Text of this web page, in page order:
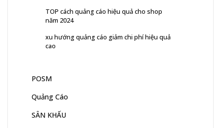
TOP cách quảng cáo hiệu quả cho shop
năm 2024
xu hướng quảng cáo giảm chi phí hiệu quả
cao
POSM
Quảng Cáo
SÂN KHẤU